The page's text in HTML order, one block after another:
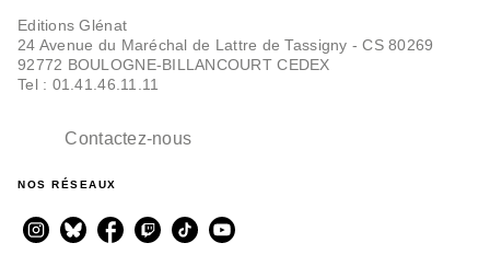
Editions Glénat
24 Avenue du Maréchal de Lattre de Tassigny - CS 80269
92772 BOULOGNE-BILLANCOURT CEDEX
Tel : 01.41.46.11.11
Contactez-nous
NOS RÉSEAUX